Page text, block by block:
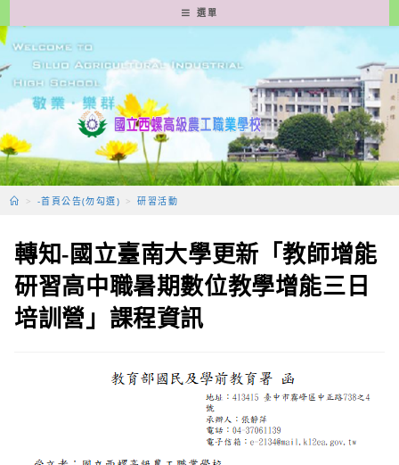
轉
至
要
容
選單
> -首頁公告(勿勾選) > 研習活動
轉知-國立臺南大學更新「教師增能
研習高中職暑期數位教學增能三日
培訓營」課程資訊